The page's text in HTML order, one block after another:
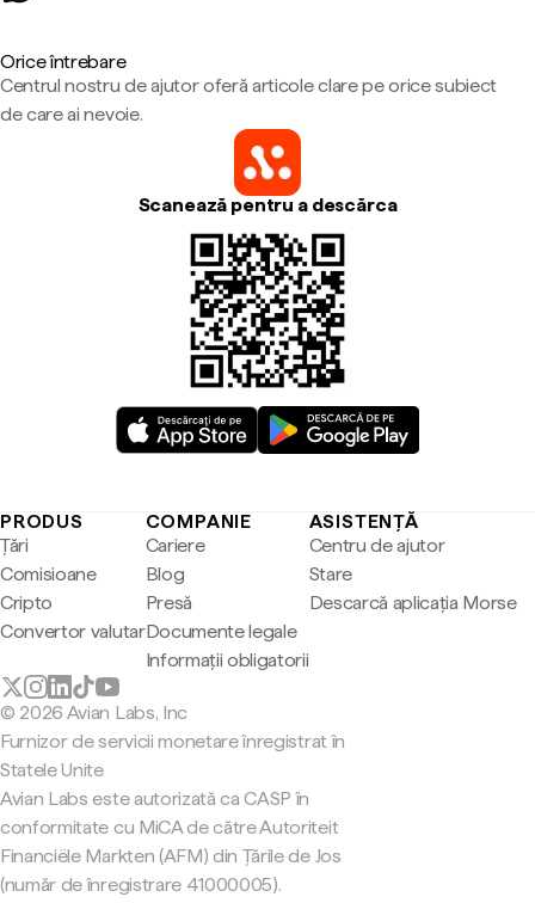
Orice întrebare
Centrul nostru de ajutor oferă articole clare pe orice subiect
de care ai nevoie.
Scanează pentru a descărca
PRODUS
Țări
Comisioane
Cripto
Convertor valutar
COMPANIE
Cariere
Blog
Presă
Documente legale
Informații obligatorii
ASISTENȚĂ
Centru de ajutor
Stare
Descarcă aplicația Morse
© 2026 Avian Labs, Inc
Furnizor de servicii monetare înregistrat în
Statele Unite
Avian Labs este autorizată ca CASP în
conformitate cu MiCA de către Autoriteit
Financiële Markten (AFM) din Țările de Jos
(număr de înregistrare 41000005).